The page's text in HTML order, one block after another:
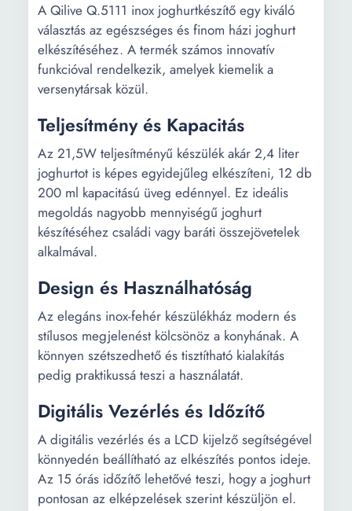
A Qilive Q.5111 inox joghurtkészítő egy kiváló
választás az egészséges és finom házi joghurt
elkészítéséhez. A termék számos innovatív
funkcióval rendelkezik, amelyek kiemelik a
versenytársak közül.
Teljesítmény és Kapacitás
Az 21,5W teljesítményű készülék akár 2,4 liter
joghurtot is képes egyidejűleg elkészíteni, 12 db
200 ml kapacitású üveg edénnyel. Ez ideális
megoldás nagyobb mennyiségű joghurt
készítéséhez családi vagy baráti összejövetelek
alkalmával.
Design és Használhatóság
Az elegáns inox-fehér készülékház modern és
stílusos megjelenést kölcsönöz a konyhának. A
könnyen szétszedhető és tisztítható kialakítás
pedig praktikussá teszi a használatát.
Digitális Vezérlés és Időzítő
A digitális vezérlés és a LCD kijelző segítségével
könnyedén beállítható az elkészítés pontos ideje.
Az 15 órás időzítő lehetővé teszi, hogy a joghurt
pontosan az elképzelések szerint készüljön el.